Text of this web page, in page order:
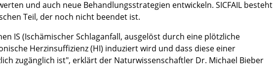
und auch neue Behandlungsstrategien entwickeln. SICFAIL besteht
Teil, der noch nicht beendet ist.
IS (Ischämischer Schlaganfall, ausgelöst durch eine plötzliche
Herzinsuffizienz (HI) induziert wird und dass diese einer
zugänglich ist", erklärt der Naturwissenschaftler Dr. Michael Bieber